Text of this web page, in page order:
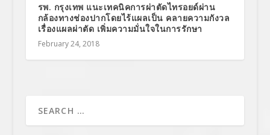
รพ. กรุงเทพ แนะเทคนิคการผ่าตัดไทรอยด์ผ่าน
กล้องทางช่องปากโดยไร้แผลเป็น คลายความกังวล
เรื่องแผลผ่าตัด เพิ่มความมั่นใจในการรักษา
February 24, 2018